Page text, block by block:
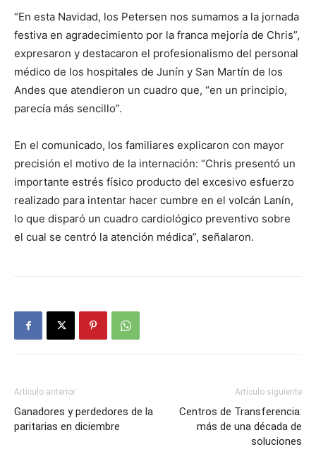
“En esta Navidad, los Petersen nos sumamos a la jornada
festiva en agradecimiento por la franca mejoría de Chris”,
expresaron y destacaron el profesionalismo del personal
médico de los hospitales de Junín y San Martín de los
Andes que atendieron un cuadro que, “en un principio,
parecía más sencillo”.
En el comunicado, los familiares explicaron con mayor
precisión el motivo de la internación: “Chris presentó un
importante estrés físico producto del excesivo esfuerzo
realizado para intentar hacer cumbre en el volcán Lanín,
lo que disparó un cuadro cardiológico preventivo sobre
el cual se centró la atención médica”, señalaron.
Artículo anterior
Ganadores y perdedores de la
paritarias en diciembre
Artículo siguiente
Centros de Transferencia:
más de una década de
soluciones